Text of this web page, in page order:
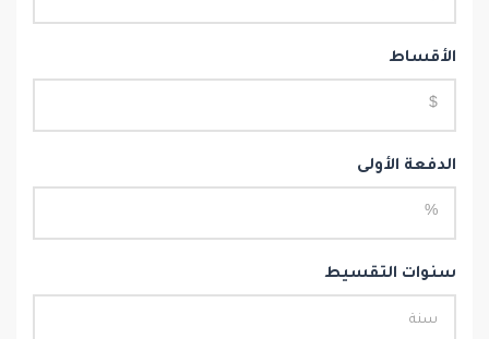
الأقساط
الدفعة الأولى
سنوات التقسيط